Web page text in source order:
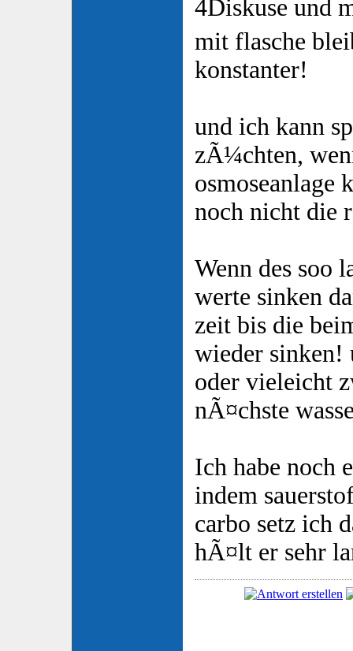
4Diskuse und
mit flasche
konstanter!
und ich kann
zÃ¼chten,
osmoseanlage
noch nicht die
Wenn des soo
werte sinken
zeit bis die
wieder sinken!
oder vieleicht
nÃ¤chste
Ich habe noch
indem
carbo setz ich
hÃ¤lt er sehr